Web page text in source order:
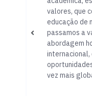
valores, que
educação de
passamos a
abordagem
vez mais